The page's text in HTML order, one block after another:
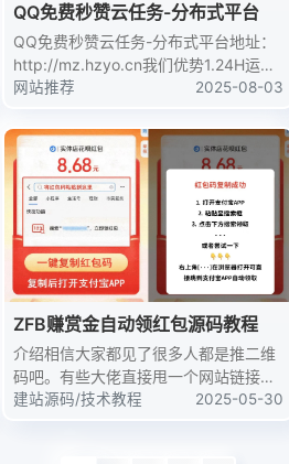
QQ免费秒赞云任务-分布式平台
QQ免费秒赞云任务-分布式平台地址：
http://mz.hzyo.cn我们优势1.24H运行
服务器24h不间断运行、稳定、快速、
使用更放心、贴心3.自动签到内...
网站推荐 2025-08-03
ZFB赚赏金自动领红包源码教程
介绍相信大家都见了很多人都是推二维
码吧。有些大佬直接甩一个网站链接就
ok了，还有很多人好奇的去点。感觉要
比发二维码要更吸引人一些，搭建支付
建站源码/技术教程 2025-05-30